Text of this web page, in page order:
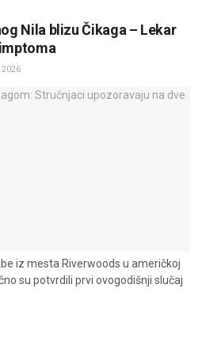
Nila blizu Čikaga – Lekar
2026
iz mesta Riverwoods u američkoj
su potvrdili prvi ovogodišnji slučaj